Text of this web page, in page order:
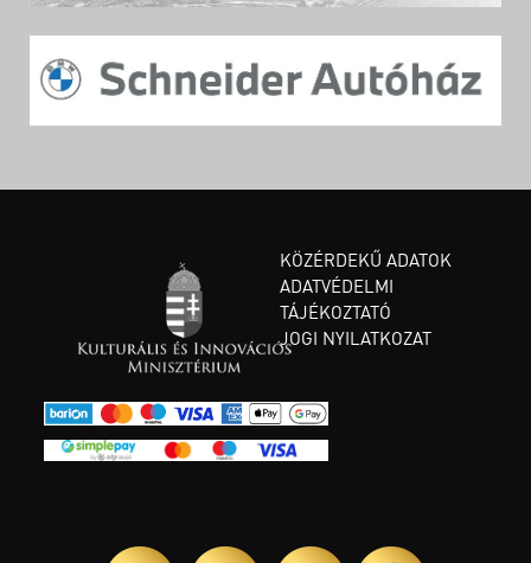
KÖZÉRDEKŰ ADATOK
ADATVÉDELMI
TÁJÉKOZTATÓ
JOGI NYILATKOZAT